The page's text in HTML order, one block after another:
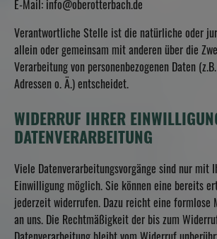
E-Mail: info@oberotterbach.de
Verantwortliche Stelle ist die natürliche oder
allein oder gemeinsam mit anderen über die
Verarbeitung von personenbezogenen Daten
Adressen o. Ä.) entscheidet.
WIDERRUF IHRER
DATENVERARBEITUNG
Viele Datenverarbeitungsvorgänge sind nur mit
Einwilligung möglich. Sie können eine bereits
jederzeit widerrufen. Dazu reicht eine formlose
an uns. Die Rechtmäßigkeit der bis zum